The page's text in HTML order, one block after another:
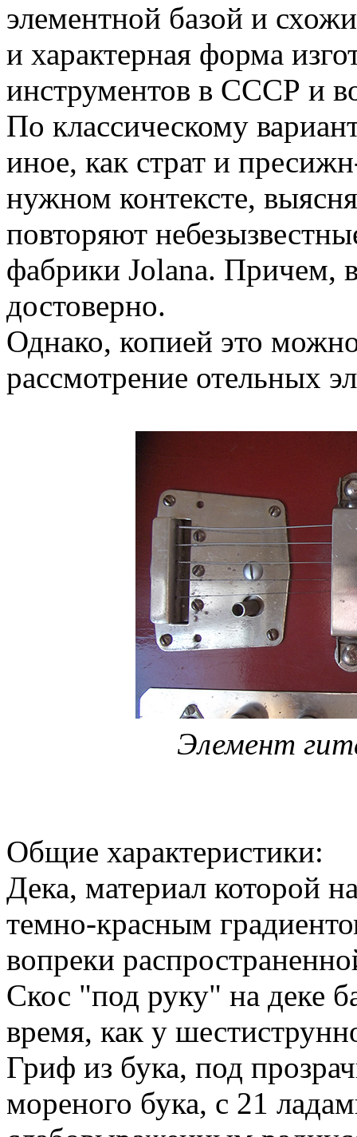
элементной базой и
и характерная форма
инструментов в СССР и
По классическому
иное, как страт и
нужном контексте,
повторяют
фабрики Jolana. Причем,
достоверно.
Однако, копией это
рассмотрение отельных
Элемент
Общие характеристики:
Дека, материал которой
темно-красным
вопреки
Скос "под руку" на деке
время, как у
Гриф из бука, под
мореного бука, с 21